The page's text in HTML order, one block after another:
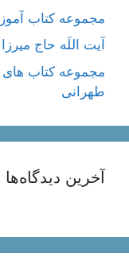
مجموعه کتاب
آیت اللَه حاج
مجموعه کتاب
طهرانی
آخرین دیدگاه‌ها